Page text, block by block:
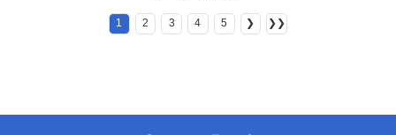
1 2 3 4 5 ❯ ❯❯